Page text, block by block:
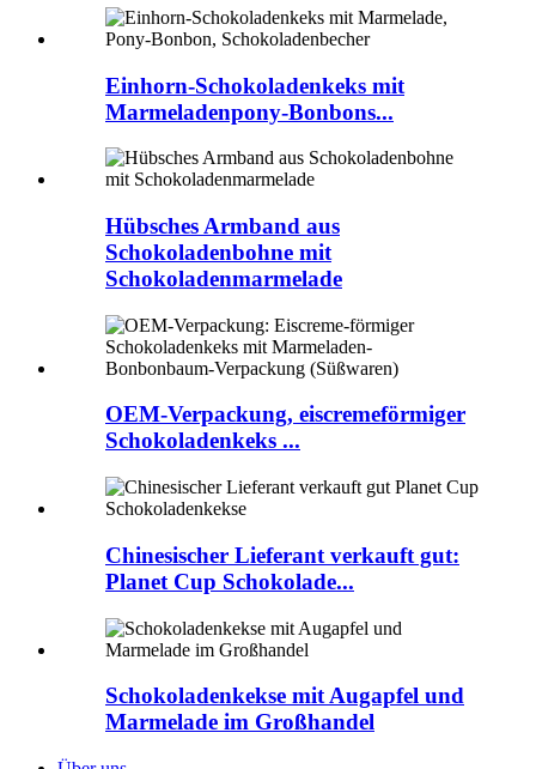
Einhorn-Schokoladenkeks mit
Marmeladenpony-Bonbons...
Hübsches Armband aus
Schokoladenbohne mit
Schokoladenmarmelade
OEM-Verpackung, eiscremeförmiger
Schokoladenkeks ...
Chinesischer Lieferant verkauft gut:
Planet Cup Schokolade...
Schokoladenkekse mit Augapfel und
Marmelade im Großhandel